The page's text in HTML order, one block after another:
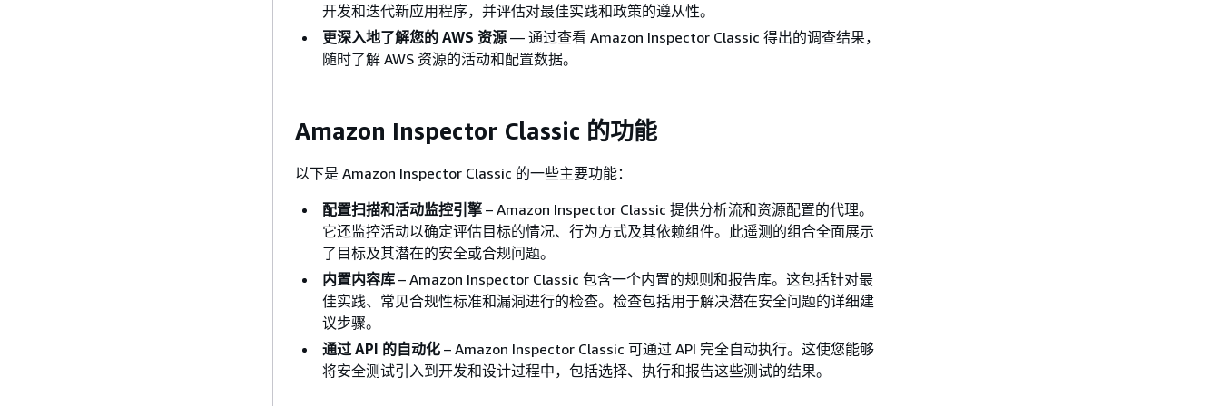
开发和迭代新应用程序，并评估对最佳实践和政策的遵从性。
更深入地了解您的 AWS 资源 — 通过查看 Amazon Inspector Classic 得出的调查结果，
随时了解 AWS 资源的活动和配置数据。
Amazon Inspector Classic 的功能
以下是 Amazon Inspector Classic 的一些主要功能：
配置扫描和活动监控引擎– Amazon Inspector Classic 提供分析流和资源配置的代理。
它还监控活动以确定评估目标的情况、行为方式及其依赖组件。此遥测的组合全面展示
了目标及其潜在的安全或合规问题。
内置内容库 – Amazon Inspector Classic 包含一个内置的规则和报告库。这包括针对最
佳实践、常见合规性标准和漏洞进行的检查。检查包括用于解决潜在安全问题的详细建
议步骤。
通过 API 的自动化 – Amazon Inspector Classic 可通过 API 完全自动执行。这使您能够
将安全测试引入到开发和设计过程中，包括选择、执行和报告这些测试的结果。